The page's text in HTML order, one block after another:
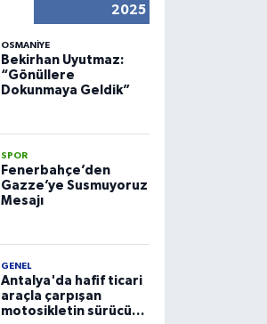
2025
OSMANIYE
Bekirhan Uyutmaz:
“Gönüllere
Dokunmaya Geldik”
SPOR
Fenerbahçe’den
Gazze’ye Susmuyoruz
Mesajı
GENEL
Antalya'da hafif ticari
araçla çarpışan
motosikletin sürücüsü